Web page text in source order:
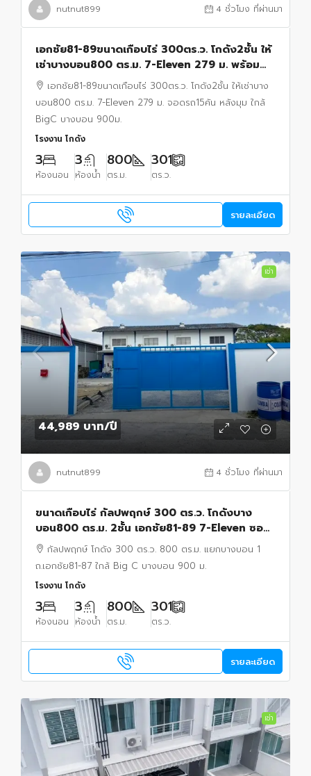
nutnut899 4 ชั่วโมง ที่ผ่านมา
เอกชัย81-89ขนาดเกือบไร่ 300ตร.ว. โกดัง2ชั้น ให้
เช่าบางบอน800 ตร.ม. 7-Eleven 279 ม. พร้อม
พื้นที่จอดรถ15คัน หลังมุม ใกล้ BigC บางบอน
900ม.
เอกชัย81-89ขนาดเกือบไร่ 300ตร.ว. โกดัง2ชั้น ให้เช่าบาง
บอน800 ตร.ม. 7-Eleven 279 ม. จอดรถ15คัน หลังมุม ใกล้
BigC บางบอน 900ม.
โรงงาน โกดัง
3
ห้องนอน
3
ห้องน้ำ
800
ตร.ม.
301
ตร.ว.
รายละเอียด
เช่า
44,989 บาท/ปี
nutnut899 4 ชั่วโมง ที่ผ่านมา
ขนาดเกือบไร่ กัลปพฤกษ์ 300 ตร.ว. โกดังบาง
บอน800 ตร.ม. 2ชั้น เอกชัย81-89 7-Eleven ซอย
เอกชัย 279 ม. จอดรถ15คัน หลังมุม ใกล้ BigC บาง
บอน 900ม.
กัลปพฤกษ์ โกดัง 300 ตร.ว. 800 ตร.ม. แยกบางบอน 1
ถ.เอกชัย81-87 ใกล้ Big C บางบอน 900 ม.
โรงงาน โกดัง
3
ห้องนอน
3
ห้องน้ำ
800
ตร.ม.
301
ตร.ว.
รายละเอียด
เช่า